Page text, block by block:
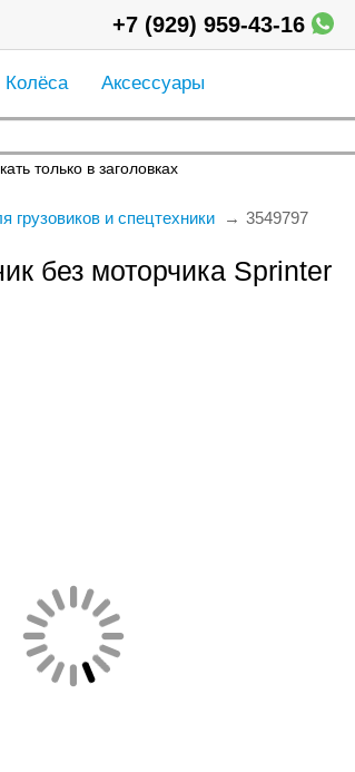
+7 (929) 959-43-16
Колёса Аксессуары
только в заголовках
грузовиков и спецтехники 3549797
без моторчика Sprinter